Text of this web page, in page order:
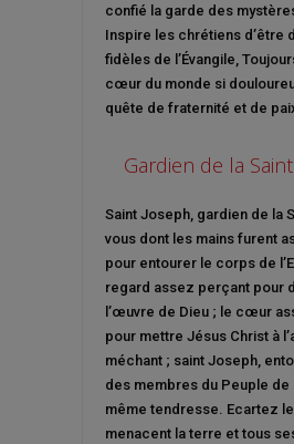
confié la garde des
Inspire les chrétiens d’être
fidèles de l’Évangile,
cœur du monde si
quête de fraternité et de
Gardien de la
Saint Joseph, gardien de la
vous dont les mains furent
pour entourer le corps de
regard assez perçant pour
l’œuvre de Dieu ; le cœur
pour mettre Jésus Christ à
méchant ; saint Joseph,
des membres du Peuple de
même tendresse. Ecartez
menacent la terre et tous